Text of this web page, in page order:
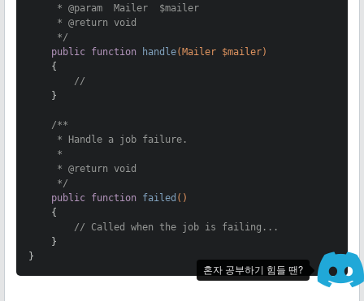
     *
@param
  Mailer  $mailer
     *
@return void
     */
public function handle(Mailer $mailer)
{
//
    }
/**
     * Handle a job failure.
     *
     *
@return void
     */
public function failed ()
{
// Called when the job is failing...
    }
}
혼자 공부하기 힘들 땐?